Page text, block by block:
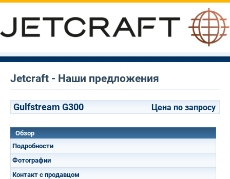
Jetcraft - Наши предложения
Gulfstream G300 Цена по запросу
Обзор
Подробности
Фотографии
Контакт с продавцом